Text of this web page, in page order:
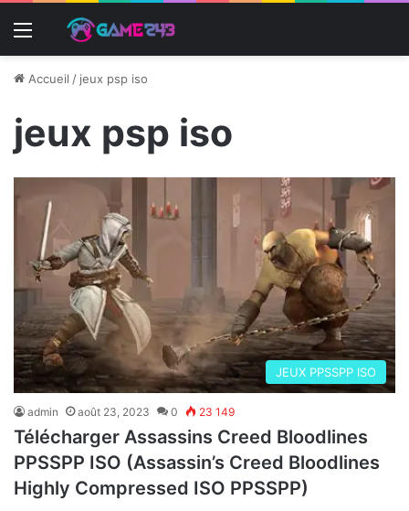
Menu
Accueil / jeux psp iso
jeux psp iso
JEUX PPSSPP ISO
admin août 23, 2023 0 23 149
Télécharger Assassins Creed Bloodlines
PPSSPP ISO (Assassin’s Creed Bloodlines
Highly Compressed ISO PPSSPP)